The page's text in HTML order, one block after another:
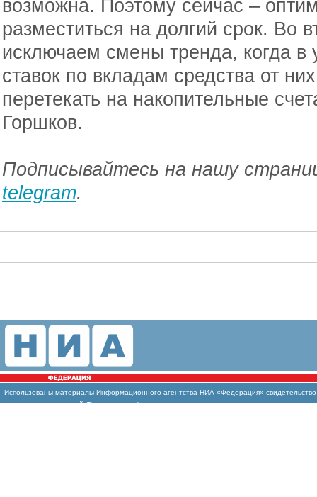
возможна. Поэтому сейчас –
разместиться на долгий срок. Во
исключаем смены тренда, когда
ставок по вкладам средства от
перетекать на накопительные
Горшков.
Подписывайтесь на нашу
telegram.
Использованы материалы Информационного агентства НИА «Федерация»
массовых коммуникаций (Роскомнадзор)